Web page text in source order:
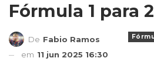
Fórmula 1 para
De Fabio Ramos
em 11 jun 2025 16:30